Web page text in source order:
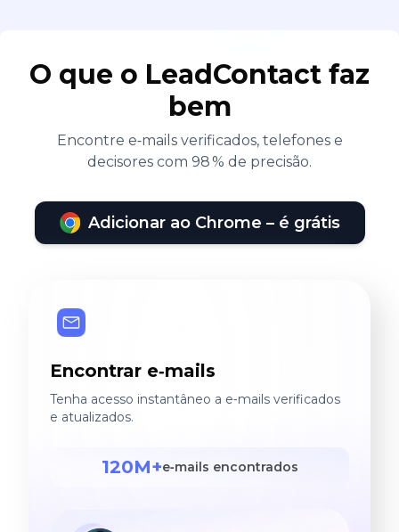
O que o LeadContact faz
bem
Encontre e‑mails verificados, telefones e
decisores com 98 % de precisão.
Adicionar ao Chrome – é grátis
Encontrar e‑mails
Tenha acesso instantâneo a e‑mails verificados
e atualizados.
120M+e‑mails encontrados